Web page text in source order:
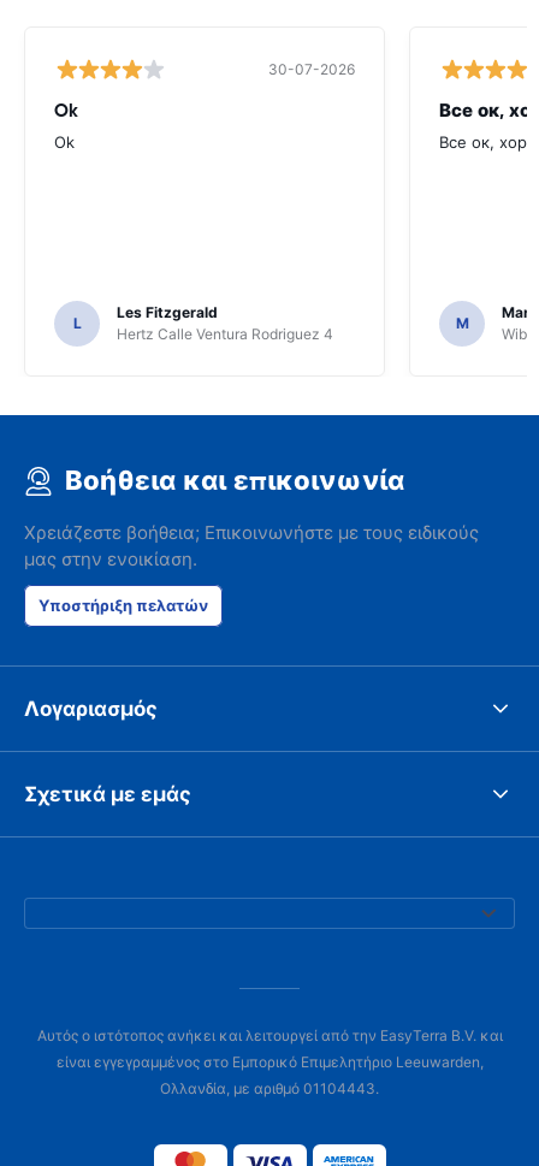
30-07-2026
Ok
Ok
L
Les Fitzgerald
Hertz Calle Ventura Rodriguez 4
Все ок,
Все ок,
M
Βοήθεια και επικοινωνία
Χρειάζεστε βοήθεια; Επικοινωνήστε με τους ειδικούς
μας στην ενοικίαση.
Υποστήριξη πελατών
Λογαριασμός
Σχετικά με εμάς
Αυτός ο ιστότοπος ανήκει και λειτουργεί από την EasyTerra B.V. και
είναι εγγεγραμμένος στο Εμπορικό Επιμελητήριο Leeuwarden,
Ολλανδία, με αριθμό 01104443.